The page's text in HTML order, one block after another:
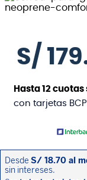
S/ 179
Hasta12 cuotas
con tarjetas BCP